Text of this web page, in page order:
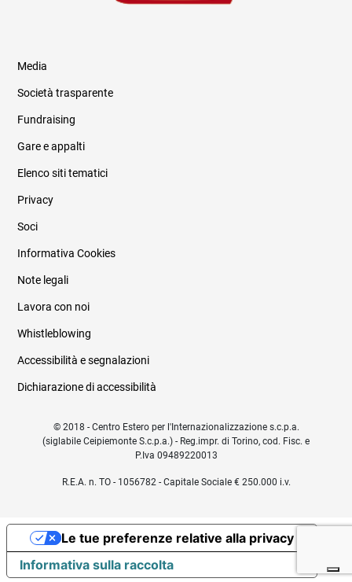
Informazioni legali e trasparenza
Media
Società trasparente
Fundraising
Gare e appalti
Elenco siti tematici
Privacy
Soci
Informativa Cookies
Note legali
Lavora con noi
Whistleblowing
Accessibilità e segnalazioni
Dichiarazione di accessibilità
© 2018 - Centro Estero per l'Internazionalizzazione s.c.p.a.
(siglabile Ceipiemonte S.c.p.a.) - Reg.impr. di Torino, cod. Fisc. e
P.Iva 09489220013
R.E.A. n. TO - 1056782 - Capitale Sociale € 250.000 i.v.
Informativa sulla raccolta
Le tue preferenze relative alla privacy